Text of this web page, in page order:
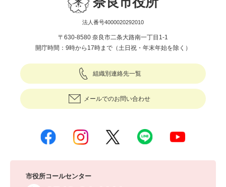
法人番号4000020292010
〒630-8580 奈良市二条大路南一丁目1-1
開庁時間：9時から17時まで（土日祝・年末年始を除く）
組織別連絡先一覧
メールでのお問い合わせ
市役所コールセンター